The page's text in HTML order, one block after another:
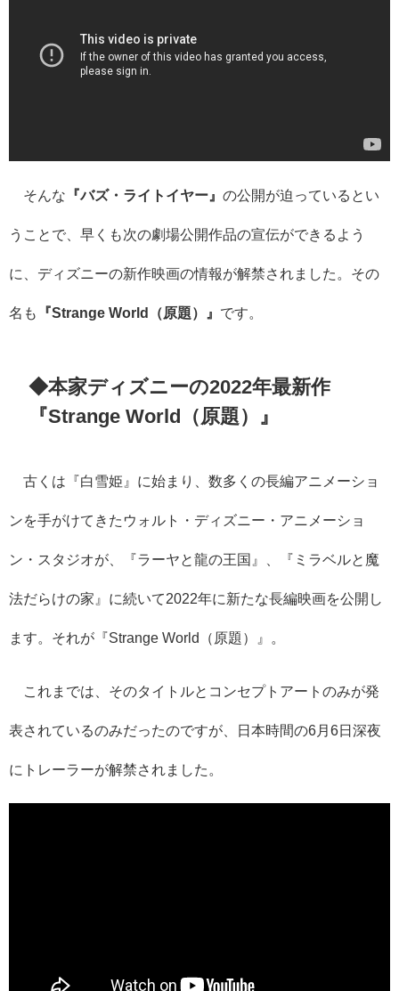
そんな 『バズ・ライトイヤー』 の公開が迫っているとい
うことで、早くも次の劇場公開作品の宣伝ができるよう
に、ディズニーの新作映画の情報が解禁されました。その
名も 『Strange World（原題）』 です。
◆本家ディズニーの2022年最新作
『Strange World（原題）』
古くは『白雪姫』に始まり、数多くの長編アニメーショ
ンを手がけてきたウォルト・ディズニー・アニメーショ
ン・スタジオが、『ラーヤと龍の王国』、『ミラベルと魔
法だらけの家』に続いて2022年に新たな長編映画を公開し
ます。それが『Strange World（原題）』。
これまでは、そのタイトルとコンセプトアートのみが発
表されているのみだったのですが、日本時間の6月6日深夜
にトレーラーが解禁されました。